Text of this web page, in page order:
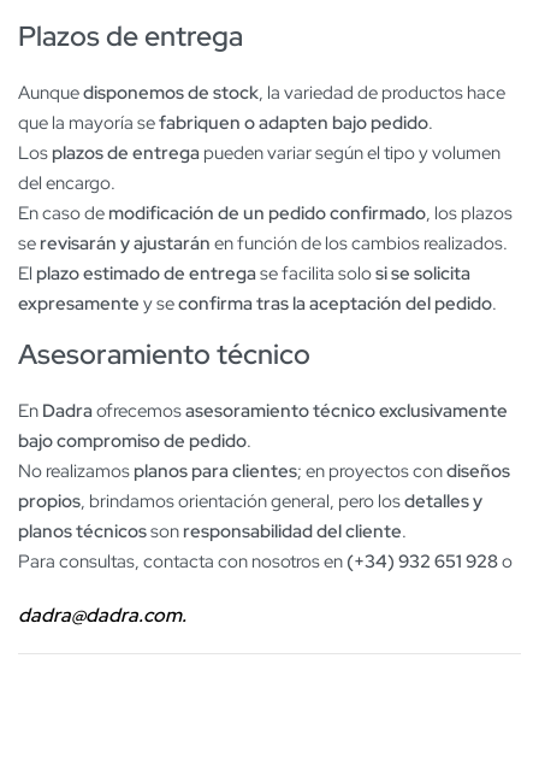
Plazos de entrega
Aunquedisponemos de stock, la variedad de productos hace
que la mayoría sefabriquen o adapten bajo pedido.
Los plazos de entrega pueden variar según el tipo y volumen
del encargo.
En caso de modificación de un pedido confirmado, los plazos
se revisarán y ajustarán en función de los cambios realizados.
El plazo estimado de entregase facilita solosi se solicita
expresamente y seconfirma tras la aceptación del pedido.
Asesoramiento técnico
En Dadraofrecemosasesoramiento técnico exclusivamente
bajo compromiso de pedido.
No realizamos planos para clientes; en proyectos condiseños
propios, brindamos orientación general, pero losdetalles y
planos técnicosson responsabilidad del cliente.
Para consultas, contacta con nosotros en (+34) 932 651 928o
dadra@dadra.com.